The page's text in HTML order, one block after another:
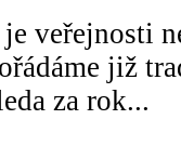
veřejnosti
již
za rok...